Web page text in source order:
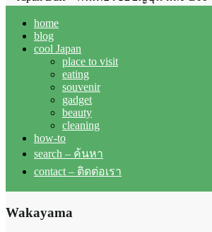
home
blog
cool Japan
place to visit
eating
souvenir
gadget
beauty
cleaning
how-to
search – ค้นหา
contact – ติดต่อเรา
Wakayama